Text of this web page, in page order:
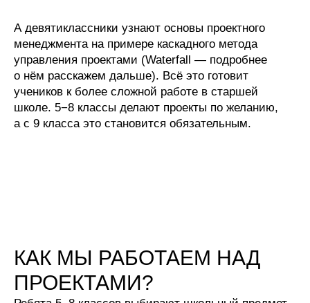
А девятиклассники узнают основы проектного
менеджмента на примере каскадного метода
управления проектами (Waterfall — подробнее
о нём расскажем дальше). Всё это готовит
учеников к более сложной работе в старшей
школе. 5−8 классы делают проекты по желанию,
а с 9 класса это становится обязательным.
КАК МЫ РАБОТАЕМ НАД
ПРОЕКТАМИ?